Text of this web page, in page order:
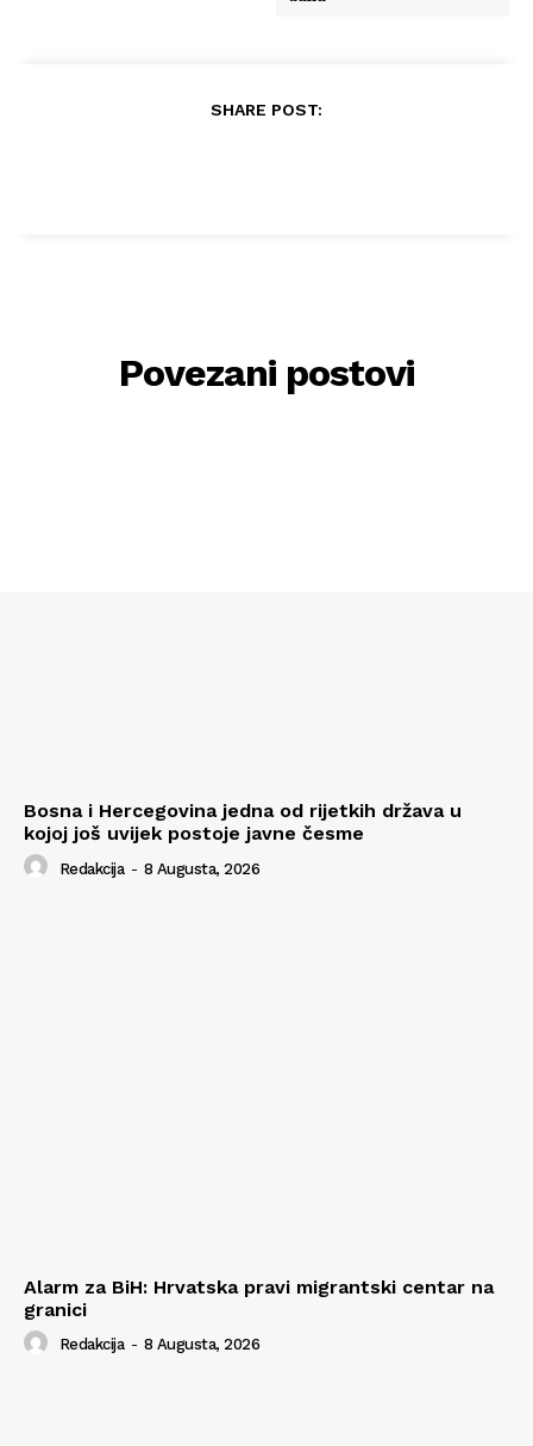
SHARE POST:
Povezani postovi
Bosna i Hercegovina jedna od rijetkih država u
kojoj još uvijek postoje javne česme
Redakcija - 8 Augusta, 2026
Alarm za BiH: Hrvatska pravi migrantski centar na
granici
Redakcija - 8 Augusta, 2026